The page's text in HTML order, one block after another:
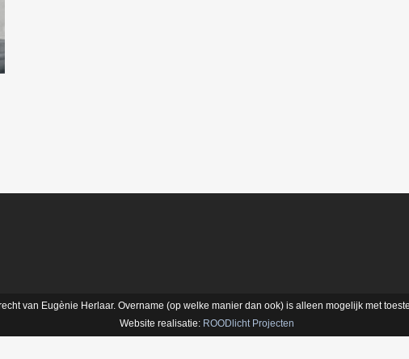
van Eugènie Herlaar. Overname (op welke manier dan ook) is alleen mogelijk met
Website realisatie: ROODlicht Projecten